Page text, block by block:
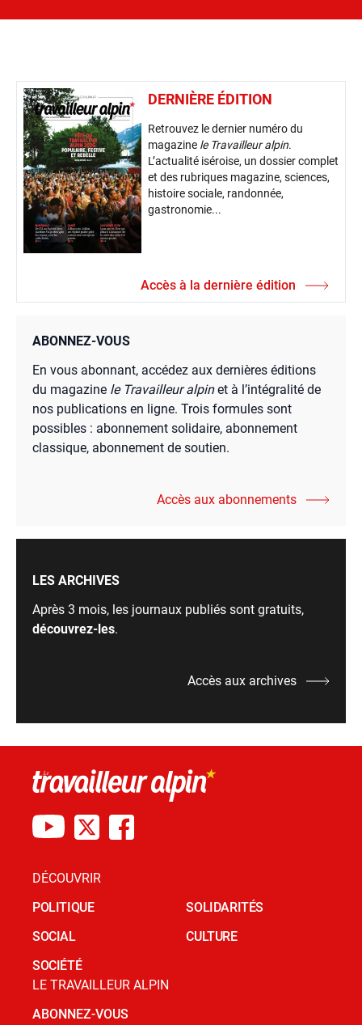
DERNIÈRE ÉDITION
Retrouvez le dernier numéro du
magazine le Travailleur alpin.
L’actualité iséroise, un dossier complet
et des rubriques magazine, sciences,
histoire sociale, randonnée,
gastronomie...
Accès à la dernière édition
ABONNEZ-VOUS
En vous abonnant, accédez aux dernières éditions
du magazine le Travailleur alpinet à l’intégralité de
nos publications en ligne. Trois formules sont
possibles : abonnement solidaire, abonnement
classique, abonnement de soutien.
Accès aux abonnements
LES ARCHIVES
Après 3 mois, les journaux publiés sont gratuits,
découvrez-les.
Accès aux archives
DÉCOUVRIR
POLITIQUE
SOCIAL
SOCIÉTÉ
SOLIDARITÉS
CULTURE
LE TRAVAILLEUR ALPIN
ABONNEZ-VOUS